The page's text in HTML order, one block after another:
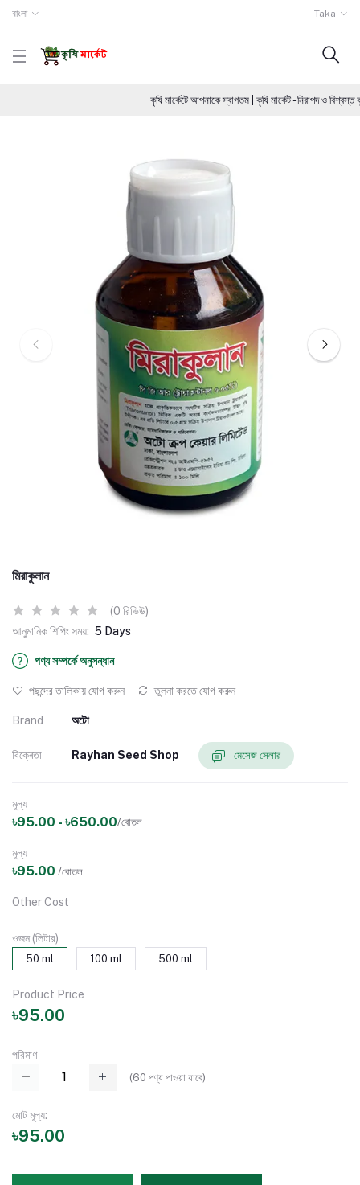
বাংলা Taka
কৃষি মার্কেটে আপনাকে স্বাগতম | কৃষি মার্কেট - নিরাপদ ও
মিরাকুলান
(0 রিভিউ)
আনুমানিক শিপিং সময়: 5 Days
পণ্য সম্পর্কে অনুসন্ধান
পছন্দের তালিকায় যোগ করুন তুলনা করতে যোগ করুন
Brand অটো
বিক্ৰেতা Rayhan Seed Shop মেসেজ সেলার
মূল্য
৳95.00 - ৳650.00/বোতল
মূল্য
৳95.00 /বোতল
Other Cost
ওজন (লিটার)
50 ml 100 ml 500 ml
Product Price
৳95.00
পরিমাণ
(60 পণ্য পাওয়া যাবে)
মোট মূল্য:
৳95.00